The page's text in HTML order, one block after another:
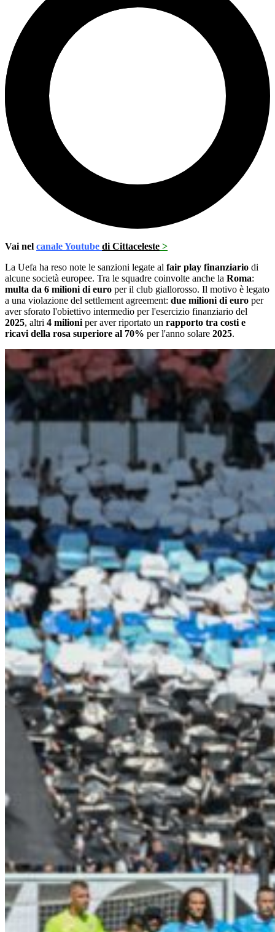
Vai nel canale Youtube di Cittaceleste >
La Uefa ha reso note le sanzioni legate al fair play finanziario di
alcune società europee. Tra le squadre coinvolte anche la Roma:
multa da 6 milioni di euro per il club giallorosso. Il motivo è legato
a una violazione del settlement agreement: due milioni di euro per
aver sforato l'obiettivo intermedio per l'esercizio finanziario del
2025, altri 4 milioni per aver riportato un rapporto tra costi e
ricavi della rosa superiore al 70% per l'anno solare 2025.